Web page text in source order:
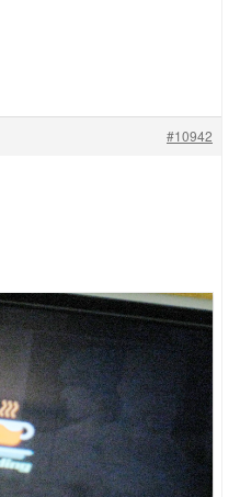
#10942